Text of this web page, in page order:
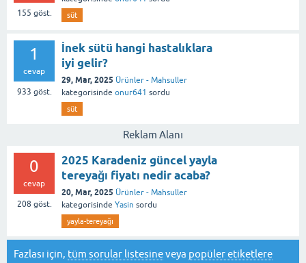
155 göst. süt
1
cevap
933 göst.
İnek sütü hangi hastalıklara
iyi gelir?
29, Mar, 2025 Ürünler - Mahsuller
kategorisinde onur641 sordu
süt
Reklam Alanı
0
cevap
208 göst.
2025 Karadeniz güncel yayla
tereyağı fiyatı nedir acaba?
20, Mar, 2025 Ürünler - Mahsuller
kategorisinde Yasin sordu
yayla-tereyağı
Fazlası için, tüm sorular listesineveya popüler etiketlere